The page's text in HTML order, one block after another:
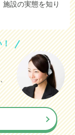
17.3万円
9.1万円
8.8
5.3万円
5.1万円
0.1万円
設の実態を知り
！